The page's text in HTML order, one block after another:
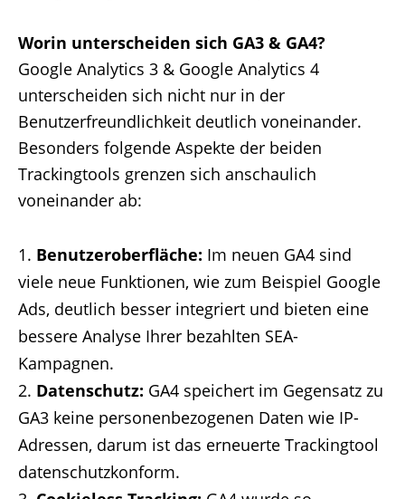
Worin unterscheiden sich GA3 & GA4?
Google Analytics 3 & Google Analytics 4
unterscheiden sich nicht nur in der
Benutzerfreundlichkeit deutlich voneinander.
Besonders folgende Aspekte der beiden
Trackingtools grenzen sich anschaulich
voneinander ab:
Benutzeroberfläche: Im neuen GA4 sind
viele neue Funktionen, wie zum Beispiel Google
Ads, deutlich besser integriert und bieten eine
bessere Analyse Ihrer bezahlten SEA-
Kampagnen.
Datenschutz: GA4 speichert im Gegensatz zu
GA3 keine personenbezogenen Daten wie IP-
Adressen, darum ist das erneuerte Trackingtool
datenschutzkonform.